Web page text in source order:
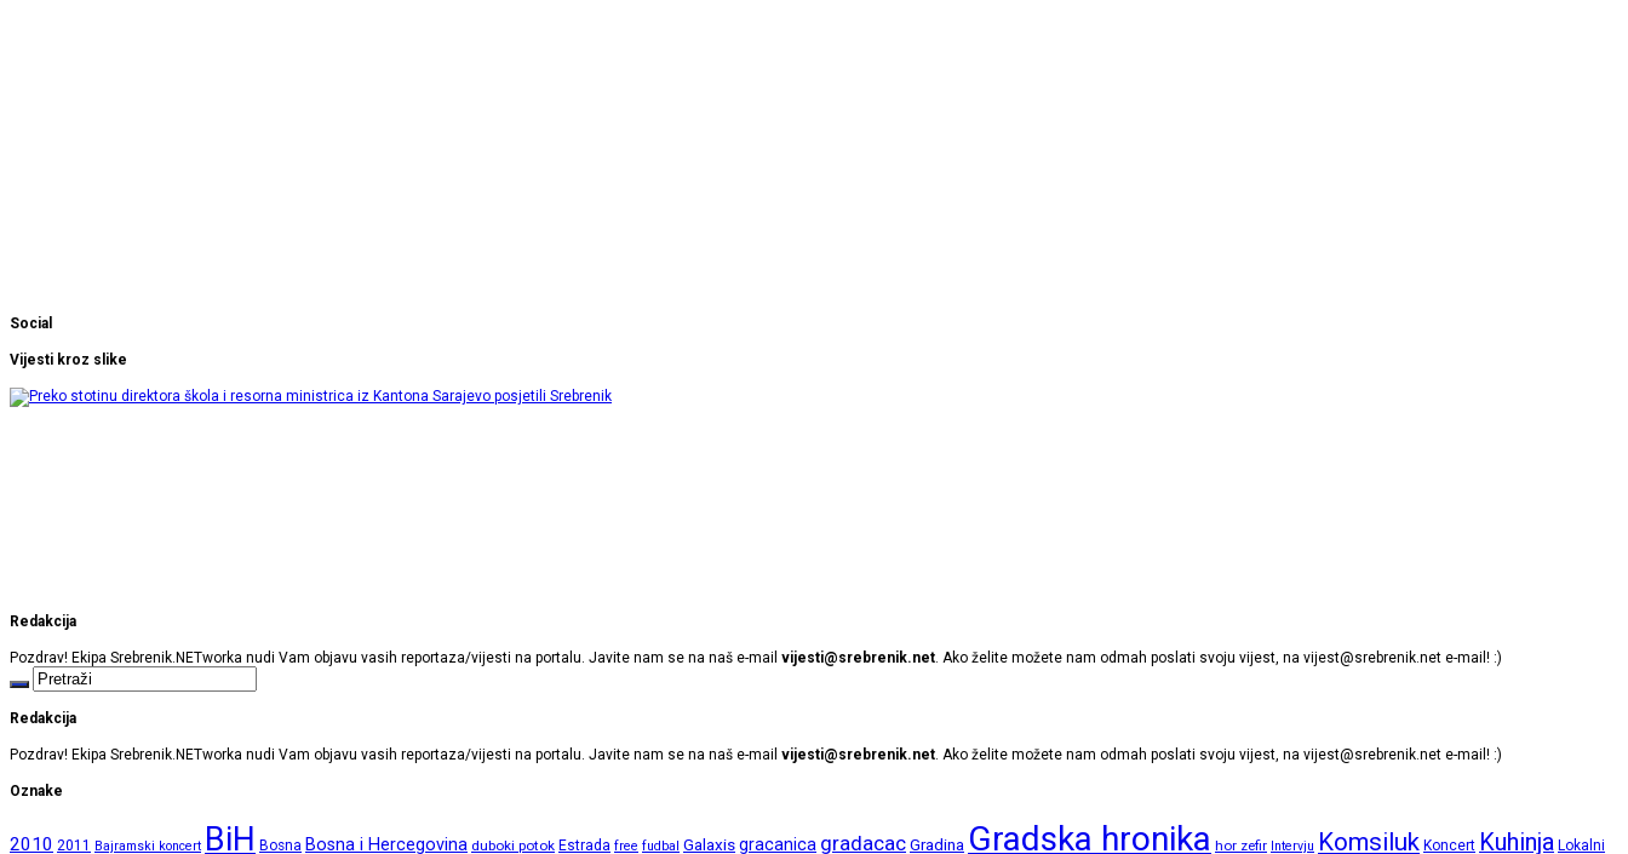
Social
Vijesti kroz slike
Redakcija
Pozdrav! Ekipa Srebrenik.NETworka nudi Vam objavu vasih reportaza/vijesti na portalu. Javite nam se na naš e-mail vijesti@srebrenik.net . Ako želite možete nam odmah poslati svoju vijest, na vijest@srebrenik.net e-mail! :)
Redakcija
Pozdrav! Ekipa Srebrenik.NETworka nudi Vam objavu vasih reportaza/vijesti na portalu. Javite nam se na naš e-mail vijesti@srebrenik.net. Ako želite možete nam odmah poslati svoju vijest, na vijest@srebrenik.net e-mail! :)
Oznake
2010 2011 Bajramski koncert BiH Bosna Bosna i Hercegovina duboki potok Estrada free fudbal Galaxis gracanica gradacac Gradina Gradska hronika hor zefir Intervju Komsiluk Koncert Kuhinja Lokalni